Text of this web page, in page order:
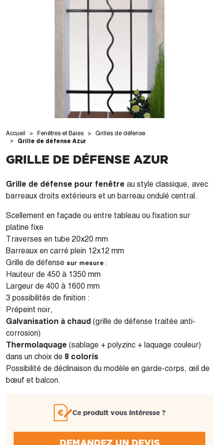
Accueil Fenêtres et Baies Grilles de défense
Grille de défense Azur
GRILLE DE DÉFENSE AZUR
Grille de défense pour fenêtre au style classique, avec
barreaux droits extérieurs et un barreau ondulé central.
Scellement en façade ou entre tableau ou fixation sur
platine fixe
Traverses en tube 20x20 mm
Barreaux en carré plein 12x12 mm
Grille de défense sur mesure :
Hauteur de 450 à 1350 mm
Largeur de 400 à 1600 mm
3 possibilités de finition :
Prépeint noir,
Galvanisation à chaud (grille de défense traitée anti-
corrosion)
Thermolaquage (sablage + polyzinc + laquage couleur)
dans un choix de 8 coloris
Possibilité de déclinaison du modèle en garde-corps, œil de
bœuf et balcon.
Ce produit vous intéresse ?